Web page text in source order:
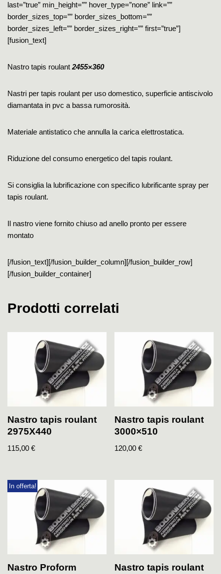
last=”true” min_height=”” hover_type=”none” link=””
border_sizes_top=”” border_sizes_bottom=””
border_sizes_left=”” border_sizes_right=”” first=”true”]
[fusion_text]
Nastro tapis roulant 2455×360
Nastri per tapis roulant per uso domestico, superficie antiscivolo
diamantata in pvc a bassa rumorosità.
Materiale antistatico che annulla la carica elettrostatica.
Riduzione del consumo energetico del tapis roulant.
Si consiglia la lubrificazione con specifico lubrificante spray per
tapis roulant.
Il nastro viene fornito chiuso ad anello pronto per essere
montato
[/fusion_text][/fusion_builder_column][/fusion_builder_row]
[/fusion_builder_container]
Prodotti correlati
Nastro tapis roulant
2975X440
115,00 €
Nastro tapis roulant
3000×510
120,00€
In offerta!
Nastro Proform
Nastro tapis roulant